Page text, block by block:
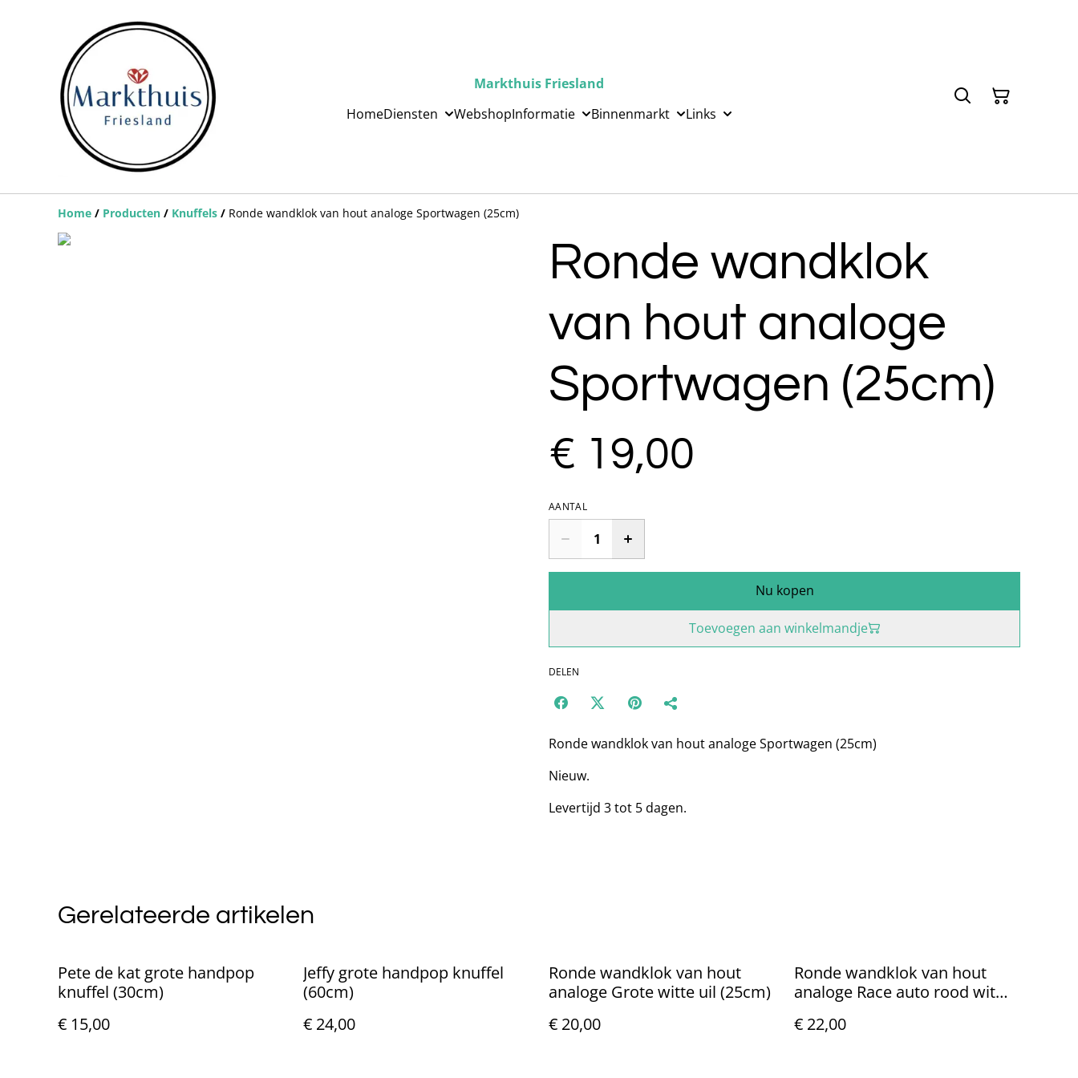
Markthuis Friesland
HomeDiensten WebshopInformatie Binnenmarkt Links
Home / Producten / Knuffels / Ronde wandklok van hout analoge Sportwagen (25cm)
Ronde wandklok
van hout analoge
Sportwagen (25cm)
€ 19,00
AANTAL
Nu kopen
Toevoegen aan winkelmandje
DELEN
Ronde wandklok van hout analoge Sportwagen (25cm)
Nieuw.
Levertijd 3 tot 5 dagen.
Gerelateerde artikelen
Pete de kat grote handpop
knuffel (30cm)
€ 15,00
Jeffy grote handpop knuffel
(60cm)
€ 24,00
Ronde wandklok van hout
analoge Grote witte uil (25cm)
€ 20,00
Ronde wandklok van hout
analoge Race auto rood wit
€ 22,00